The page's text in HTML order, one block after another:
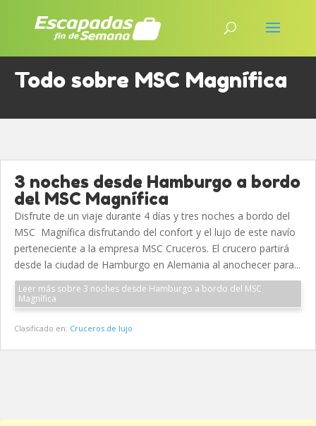
Todo sobre MSC Magnífica
3 noches desde Hamburgo a bordo
del MSC Magnífica
Disfrute de un viaje durante 4 días y tres noches a bordo del
MSC Magnífica disfrutando del confort y el lujo de este navío
perteneciente a la empresa MSC Cruceros. El crucero partirá
desde la ciudad de Hamburgo en Alemania al anochecer para...
Leer más sobre 3 noches desde Hamburgo a bordo del MSC
Magnífica
Clasificado en: Cruceros de lujo